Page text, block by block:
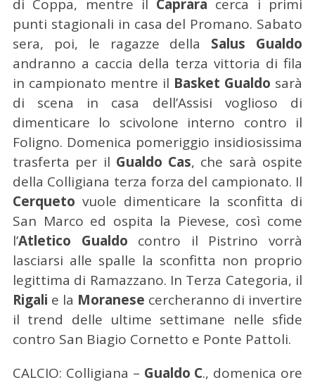
di Coppa, mentre il Caprara cerca i primi
punti stagionali in casa del Promano. Sabato
sera, poi, le ragazze della Salus Gualdo
andranno a caccia della terza vittoria di fila
in campionato mentre il Basket Gualdo sarà
di scena in casa dell’Assisi voglioso di
dimenticare lo scivolone interno contro il
Foligno. Domenica pomeriggio insidiosissima
trasferta per il Gualdo Cas, che sarà ospite
della Colligiana terza forza del campionato. Il
Cerqueto vuole dimenticare la sconfitta di
San Marco ed ospita la Pievese, così come
l’Atletico Gualdo contro il Pistrino vorrà
lasciarsi alle spalle la sconfitta non proprio
legittima di Ramazzano. In Terza Categoria, il
Rigali e la Moranese cercheranno di invertire
il trend delle ultime settimane nelle sfide
contro San Biagio Cornetto e Ponte Pattoli.
CALCIO: Colligiana – Gualdo C., domenica ore